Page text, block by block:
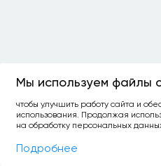
Фильтры
Мы используем файлы
чтобы улучшить работу сайта и
использования. Продолжая
на обработку персональных
Подробнее
ОСТАЛОСЬ:
уточнить фильтр